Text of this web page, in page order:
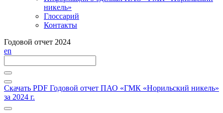
никель»
Глоссарий
Контакты
Годовой отчет 2024
en
Скачать PDF Годовой отчет ПАО «ГМК «Норильский никель»
за 2024 г.